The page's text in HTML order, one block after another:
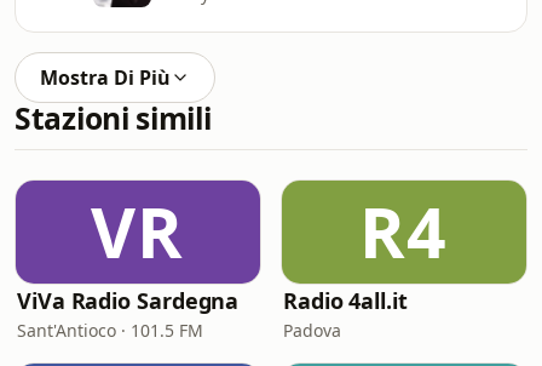
Mostra Di Più
Stazioni simili
VR
ViVa Radio Sardegna
Sant'Antioco · 101.5 FM
R4
Radio 4all.it
Padova